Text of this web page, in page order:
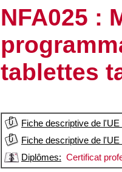
NFA025 :
tablettes
Fiche descriptive de
Fiche descriptive de l'UE
Diplômes: Certificat